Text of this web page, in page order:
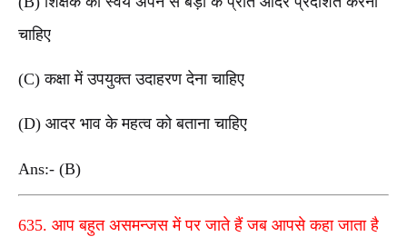
चाहिए
(C) कक्षा में उपयुक्त उदाहरण देना चाहिए
(D) आदर भाव के महत्व को बताना चाहिए
Ans:- (B)
635. आप बहुत असमन्जस में पर जाते हैं जब आपसे कहा जाता है